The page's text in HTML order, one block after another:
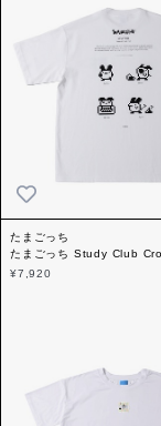
たまごっち
たまごっち Study Club
¥7,920